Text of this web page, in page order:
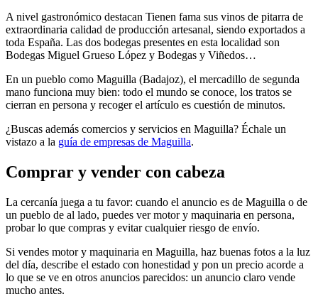
A nivel gastronómico destacan Tienen fama sus vinos de pitarra de
extraordinaria calidad de producción artesanal, siendo exportados a
toda España. Las dos bodegas presentes en esta localidad son
Bodegas Miguel Grueso López y Bodegas y Viñedos…
En un pueblo como Maguilla (Badajoz), el mercadillo de segunda
mano funciona muy bien: todo el mundo se conoce, los tratos se
cierran en persona y recoger el artículo es cuestión de minutos.
¿Buscas además comercios y servicios en Maguilla? Échale un
vistazo a la guía de empresas de Maguilla.
Comprar y vender con cabeza
La cercanía juega a tu favor: cuando el anuncio es de Maguilla o de
un pueblo de al lado, puedes ver motor y maquinaria en persona,
probar lo que compras y evitar cualquier riesgo de envío.
Si vendes motor y maquinaria en Maguilla, haz buenas fotos a la luz
del día, describe el estado con honestidad y pon un precio acorde a
lo que se ve en otros anuncios parecidos: un anuncio claro vende
mucho antes.